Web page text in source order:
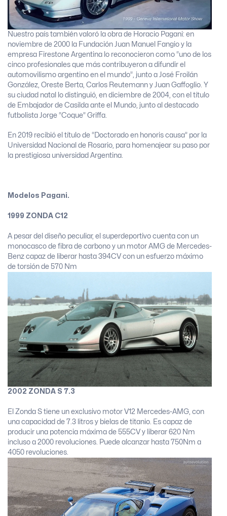
Nuestro país también valoró la obra de Horacio Pagani: en
noviembre de 2000 la Fundación Juan Manuel Fangio y la
empresa Firestone Argentina lo reconocieron como “uno de los
cinco profesionales que más contribuyeron a difundir el
automovilismo argentino en el mundo”, junto a José Froilán
González, Oreste Berta, Carlos Reutemann y Juan Gaffoglio. Y
su ciudad natal lo distinguió, en diciembre de 2004, con el título
de Embajador de Casilda ante el Mundo, junto al destacado
futbolista Jorge “Coque” Griffa.
En 2019 recibió el título de “Doctorado en honoris causa” por la
Universidad Nacional de Rosario, para homenajear su paso por
la prestigiosa universidad Argentina.
Modelos Pagani.
1999 ZONDA C12
A pesar del diseño peculiar, el superdeportivo cuenta con un
monocasco de fibra de carbono y un motor AMG de Mercedes-
Benz capaz de liberar hasta 394CV con un esfuerzo máximo
de torsión de 570 Nm
2002 ZONDA S 7.3
El Zonda S tiene un exclusivo motor V12 Mercedes-AMG, con
una capacidad de 7.3 litros y bielas de titanio. Es capaz de
producir una potencia máxima de 555CV y liberar 620 Nm
incluso a 2000 revoluciones. Puede alcanzar hasta 750Nm a
4050 revoluciones.